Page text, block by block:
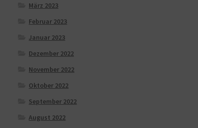
März 2023
Februar 2023
Januar 2023
Dezember 2022
November 2022
Oktober 2022
September 2022
August 2022